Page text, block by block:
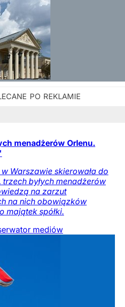
menadżerów Orlenu.
Warszawie skierowała do
byłych menadżerów
na zarzut
na nich obowiązków
majątek spółki.
mediów